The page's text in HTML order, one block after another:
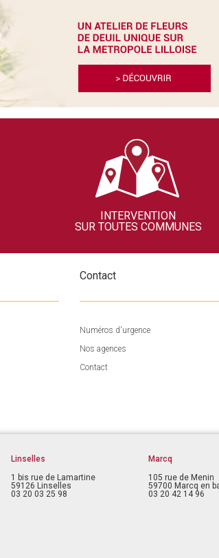
INTERVENTION
SUR TOUTES COMMUNES
Contact
Numéros d'urgence
Nos agences
Contact
Linselles
1 bis rue de Lamartine
59126 Linselles
03 20 03 25 98
Marcq
105 rue de Menin
59700 Marcq en
03 20 42 14 96